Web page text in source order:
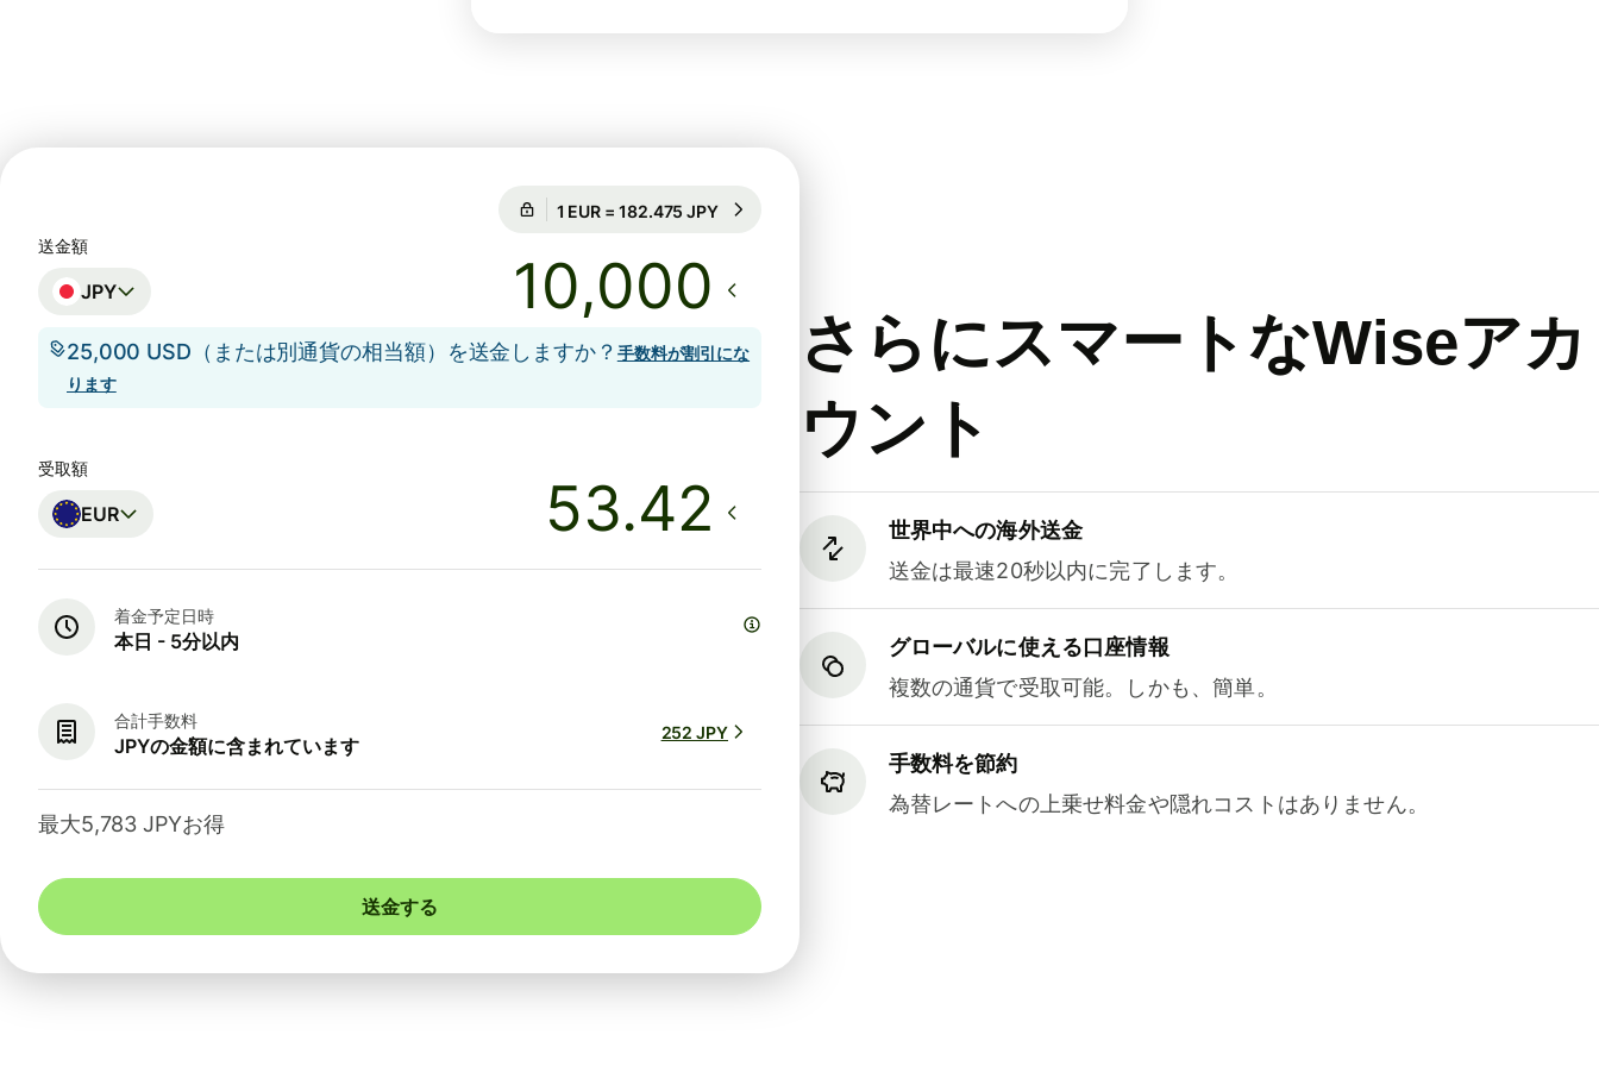
さらにスマートなWiseアカ
ウント
世界中への海外送金
送金は最速20秒以内に完了します。
グローバルに使える口座情報
複数の通貨で受取可能。しかも、簡単。
手数料を節約
為替レートへの上乗せ料金や隠れコストはありません。
71時間のレート保証
送金額
JPY
25,000 USD（または別通貨の相当額）を送金しますか？ 手数料が割引にな
ります
受取額
EUR
着金予定日時
本日 - 5分以内
合計手数料
JPYの金額に含まれています
252 JPY
最大5,783 JPYお得
送金する